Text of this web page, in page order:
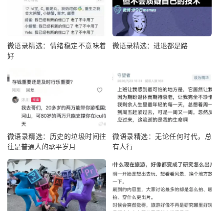
微语录精选：情绪稳定不意味着
好
微语录精选：进退都是路
微语录精选：历史的垃圾时间往
往是普通人的承平岁月
微语录精选：无论任何时代，总
有人行